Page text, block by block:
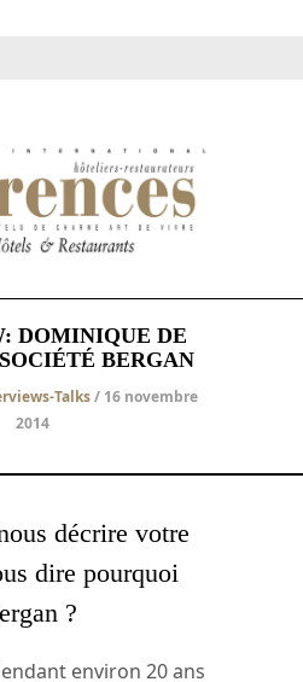
DOMINIQUE DE
BERGAN
Talks/ 16 novembre
2014
décrire votre
dire pourquoi
?
environ 20 ans